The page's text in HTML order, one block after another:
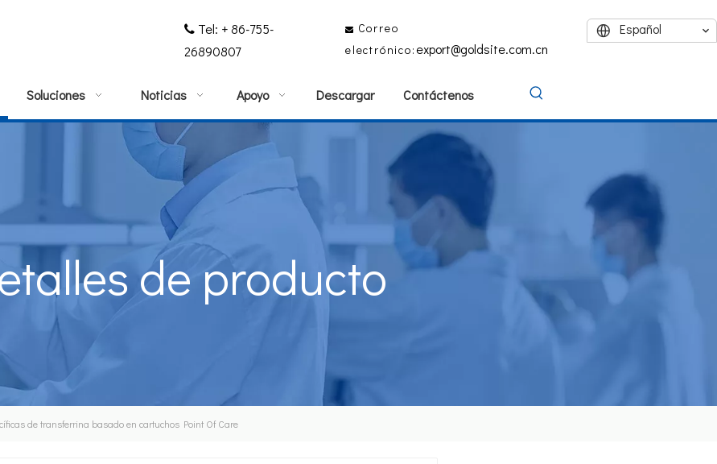
 Tel: + 86-755-
26890807

Correo
electrónico: export@goldsite.com.cn
Español
Soluciones Noticias Apoyo Descargar Contáctenos
de producto
de transferrina basado en cartuchos Point Of Care